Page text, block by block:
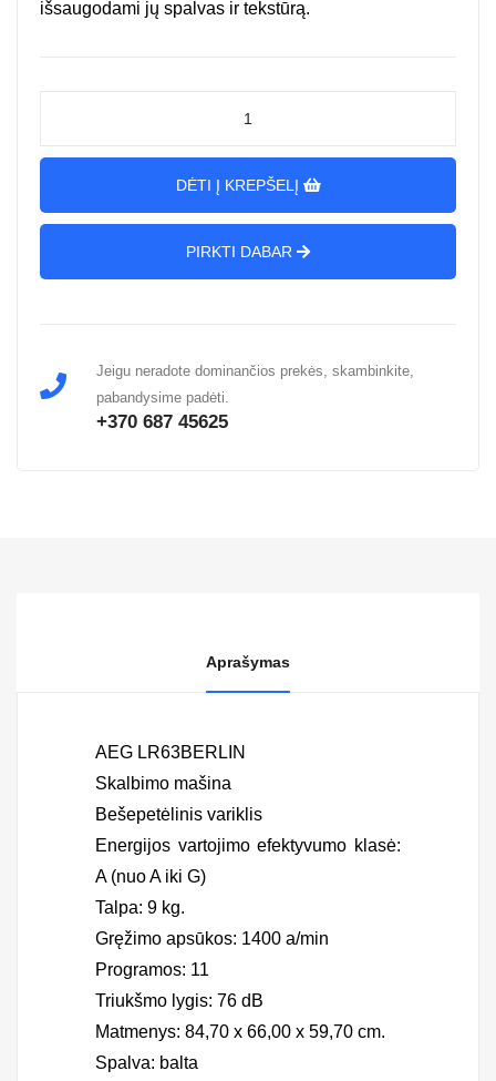
išsaugodami jų spalvas ir tekstūrą.
DĖTI Į KREPŠELĮ
PIRKTI DABAR
Jeigu neradote dominančios prekės, skambinkite,
pabandysime padėti.
+370 687 45625
Aprašymas
AEG LR63BERLIN
Skalbimo mašina
Bešepetėlinis variklis
Energijos vartojimo efektyvumo klasė:
A (nuo A iki G)
Talpa: 9 kg.
Gręžimo apsūkos: 1400 a/min
Programos: 11
Triukšmo lygis: 76 dB
Matmenys: 84,70 x 66,00 x 59,70 cm.
Spalva: balta